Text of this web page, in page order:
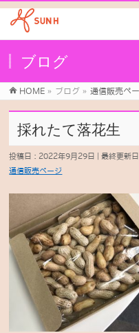
ブログ
HOME » ブログ » 通信販売ペ
採れたて落花生
投稿日 : 2022年9月29日 最終更新
通信販売ページ